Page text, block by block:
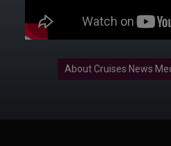
About Cruises News